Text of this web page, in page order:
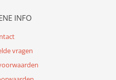
INFO
vragen